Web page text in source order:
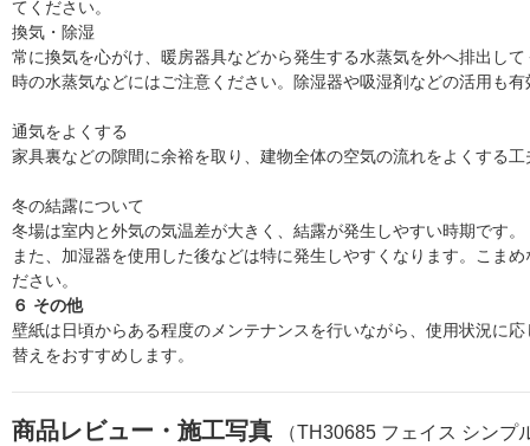
てください。
換気・除湿
常に換気を心がけ、暖房器具などから発生する水蒸気を外へ排出し
時の水蒸気などにはご注意ください。除湿器や吸湿剤などの活用も有
通気をよくする
家具裏などの隙間に余裕を取り、建物全体の空気の流れをよくする
冬の結露について
冬場は室内と外気の気温差が大きく、結露が発生しやすい時期です。
また、加湿器を使用した後などは特に発生しやすくなります。こま
ださい。
６ その他
壁紙は日頃からある程度のメンテナンスを行いながら、使用状況に
替えをおすすめします。
商品レビュー・施工写真 （TH30685 フェイス シンプ